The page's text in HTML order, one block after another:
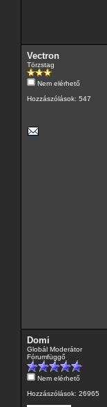
Vectron
Törzstag
Nem elérhető
Hozzászólások: 547
Domi
Globál Moderátor
Fórumfüggő
Nem elérhető
Hozzászólások: 26965